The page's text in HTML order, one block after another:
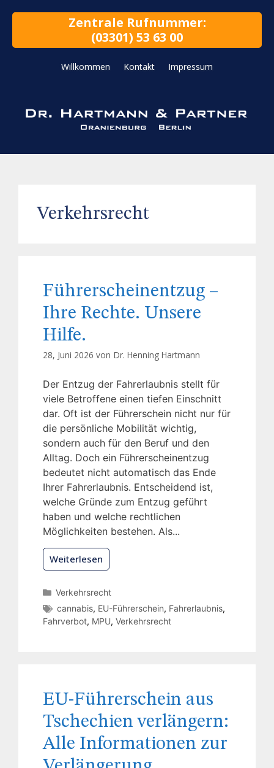
Zentrale Rufnummer:
(03301) 53 63 00
Willkommen Kontakt Impressum
Verkehrsrecht
Führerscheinentzug –
Ihre Rechte. Unsere
Hilfe.
28, Juni 2026 von Dr. Henning Hartmann
Der Entzug der Fahrerlaubnis stellt für
viele Betroffene einen tiefen Einschnitt
dar. Oft ist der Führerschein nicht nur für
die persönliche Mobilität wichtig,
sondern auch für den Beruf und den
Alltag. Doch ein Führerscheinentzug
bedeutet nicht automatisch das Ende
Ihrer Fahrerlaubnis. Entscheidend ist,
welche Gründe zum Entzug geführt
haben und welche rechtlichen
Möglichkeiten bestehen. Als...
Weiterlesen
Verkehrsrecht
cannabis, EU-Führerschein, Fahrerlaubnis,
Fahrverbot, MPU, Verkehrsrecht
EU-Führerschein aus
Tschechien verlängern:
Alle Informationen zur